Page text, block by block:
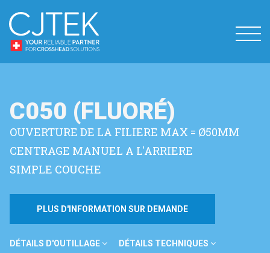
C050 (FLUORÉ)
OUVERTURE DE LA FILIERE MAX = Ø50MM
CENTRAGE MANUEL A L'ARRIERE
SIMPLE COUCHE
PLUS D'INFORMATION SUR DEMANDE
DÉTAILS D'OUTILLAGE
DÉTAILS TECHNIQUES